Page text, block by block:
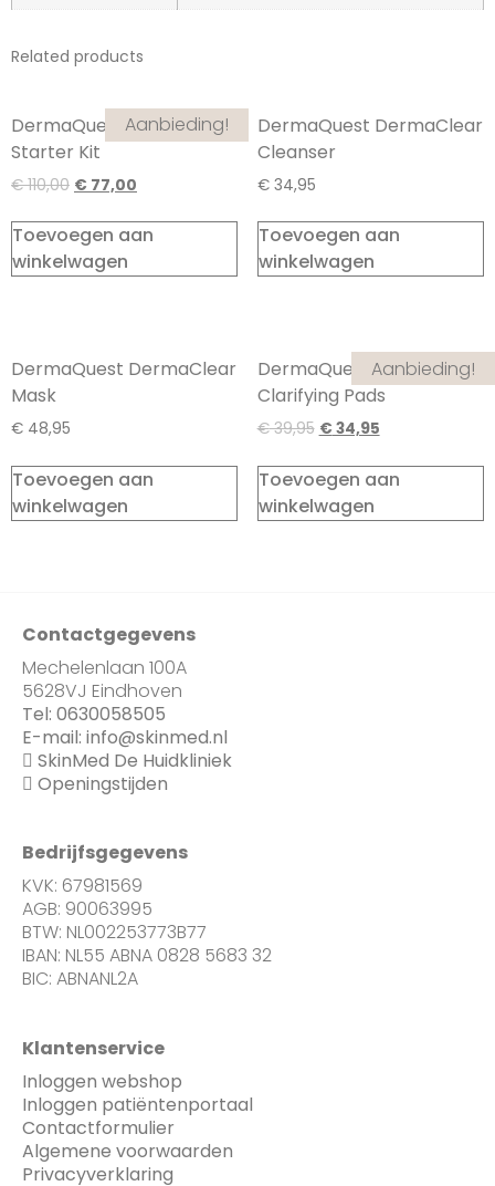
Related products
Aanbieding!
DermaQuest Retinol
Starter Kit
€110,00 € 77,00
Toevoegen aan
winkelwagen
DermaQuest DermaClear
Cleanser
€34,95
Toevoegen aan
winkelwagen
DermaQuest DermaClear
Mask
€ 48,95
Toevoegen aan
winkelwagen
Aanbieding!
DermaQuest Universal
Clarifying Pads
€39,95 € 34,95
Toevoegen aan
winkelwagen
Contactgegevens
Mechelenlaan 100A
5628VJ Eindhoven
Tel: 0630058505
E-mail: info@skinmed.nl
SkinMed De Huidkliniek
Openingstijden
Bedrijfsgegevens
KVK: 67981569
AGB: 90063995
BTW: NL002253773B77
IBAN: NL55 ABNA 0828 5683 32
BIC: ABNANL2A
Klantenservice
Inloggen webshop
Inloggen patiëntenportaal
Contactformulier
Algemene voorwaarden
Privacyverklaring